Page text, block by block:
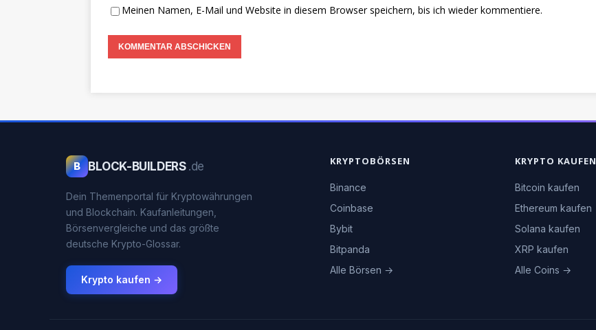
Meinen Namen, E-Mail und Website in diesem Browser speichern, bis ich wieder kommentiere.
B BLOCK-BUILDERS .de
Dein Themenportal für Kryptowährungen
und Blockchain. Kaufanleitungen,
Börsenvergleiche und das größte
deutsche Krypto-Glossar.
Krypto kaufen →
KRYPTOBÖRSEN
Binance
Coinbase
Bybit
Bitpanda
Alle Börsen →
KRYPTO KAUFEN
Bitcoin kaufen
Ethereum kaufen
Solana kaufen
XRP kaufen
Alle Coins →